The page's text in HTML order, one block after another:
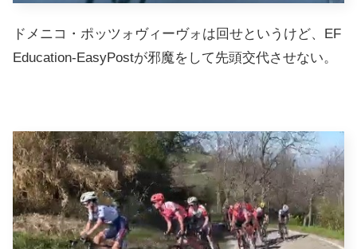
ドメニコ・ポッツォヴィーヴォは回せというけど、EF
Education-EasyPostが邪魔をして先頭交代させない。